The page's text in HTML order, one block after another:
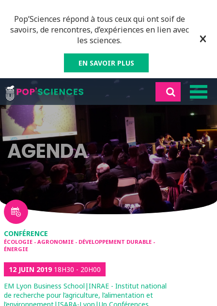
Pop’Sciences répond à tous ceux qui ont soif de
savoirs, de rencontres, d’expériences en lien avec
les sciences.
EN SAVOIR PLUS
AGENDA
CONFÉRENCE
ÉCOLOGIE - AGRONOMIE - DÉVELOPPEMENT DURABLE -
ÉNERGIE
12 JUIN 201918H30 - 20H00
EM Lyon Business School|INRAE - Institut national
de recherche pour l’agriculture, l’alimentation et